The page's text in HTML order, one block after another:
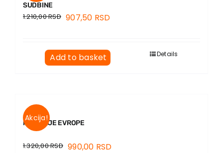
SUDBINE
1.210,00RSD 907,50 RSD
Add to basket Details
Akcija!
MELODIJE EVROPE
1.320,00RSD 990,00 RSD